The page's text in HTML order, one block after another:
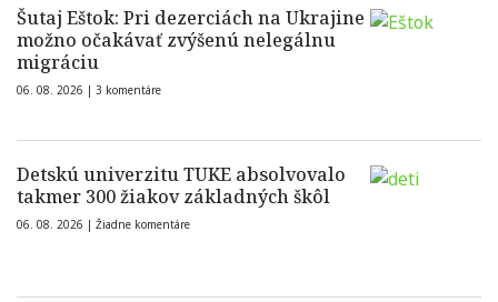
Šutaj Eštok: Pri dezerciách na Ukrajine
možno očakávať zvýšenú nelegálnu
migráciu
06. 08. 2026 | 3 komentáre
Detskú univerzitu TUKE absolvovalo
takmer 300 žiakov základných škôl
06. 08. 2026 | Žiadne komentáre